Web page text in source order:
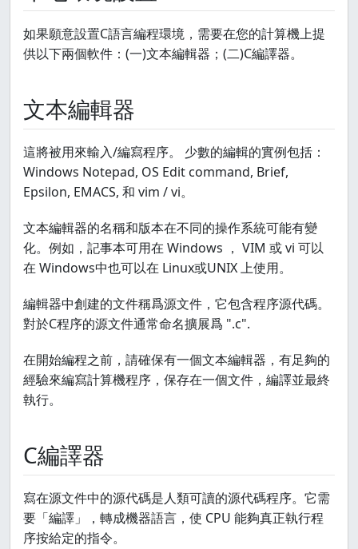
如果願意設置C語言編程環境，需要在您的計算機上提
供以下兩個軟件：(一)文本編輯器；(二)C編譯器。
文本編輯器
這將被用來輸入/編寫程序。 少數的編輯的實例包括：
Windows Notepad, OS Edit command, Brief,
Epsilon, EMACS, 和 vim / vi。
文本編輯器的名稱和版本在不同的操作系統可能有變
化。例如，記事本可用在 Windows ， VIM 或 vi 可以
在 Windows中也可以在 Linux或UNIX 上使用。
編輯器中創建的文件稱爲源文件，它包含程序源代碼。
對於C程序的源文件通常命名擴展爲 ".c".
在開始編程之前，請確保有一個文本編輯器，有足夠的
經驗來編寫計算機程序，保存在一個文件，編譯並最終
執行。
C編譯器
寫在源文件中的源代碼是人類可讀的源代碼程序。它需
要「編譯」，轉成機器語言，使 CPU 能夠真正執行程
序按給定的指令。